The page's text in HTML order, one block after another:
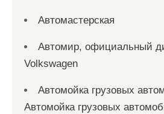
Автомастерская
Автомир, официальный
Volkswagen
Автомойка грузовых
Автомойка грузовых